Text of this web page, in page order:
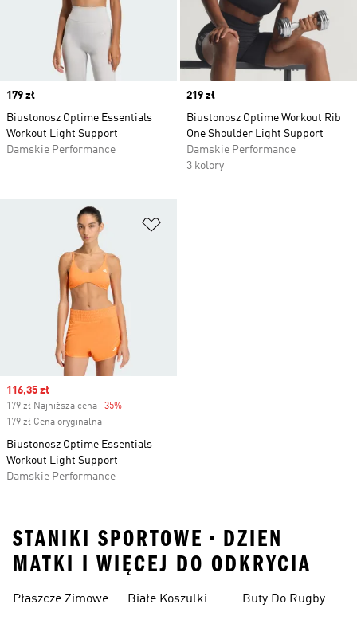
Price
179 zł
Biustonosz Optime Essentials
Workout Light Support
Damskie Performance
Price
219 zł
Biustonosz Optime Workout Rib
One Shoulder Light Support
Damskie Performance
3 kolory
Sale price
116,35 zł
179 zł Najniższa cena -35%
179 zł Cena oryginalna
Biustonosz Optime Essentials
Workout Light Support
Damskie Performance
STANIKI SPORTOWE • DZIEN
MATKI I WIĘCEJ DO ODKRYCIA
Płaszcze Zimowe Białe Koszulki Buty Do Rugby